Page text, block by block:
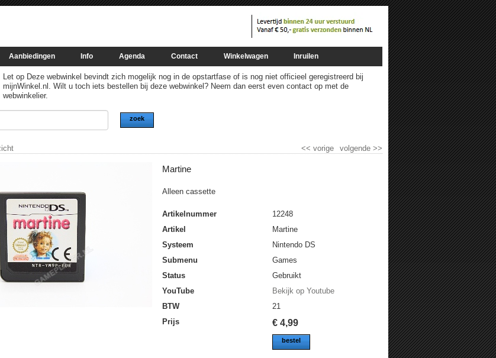
Aanbiedingen Info Agenda Contact Winkelwagen Inruilen
Let op Deze webwinkel bevindt zich mogelijk nog in de opstartfase of is nog niet officieel geregistreerd bij
mijnWinkel.nl. Wilt u toch iets bestellen bij deze webwinkel? Neem dan eerst even contact op met de
webwinkelier.
zoek
volgende>>
<< vorige
Martine
Alleen cassette
Artikelnummer
12248
Artikel
Martine
Systeem
Nintendo DS
Submenu
Games
Status
Gebruikt
YouTube
Bekijk op Youtube
BTW
21
Prijs
€4,99
bestel